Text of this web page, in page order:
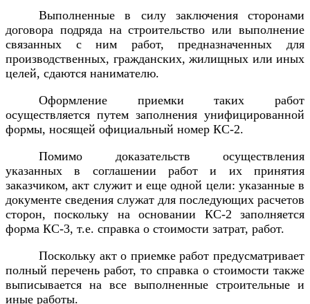
Выполненные в силу заключения сторонами
договора подряда на строительство или выполнение
связанных с ним работ, предназначенных для
производственных, гражданских, жилищных или иных
целей, сдаются нанимателю.
Оформление приемки таких работ
осуществляется путем заполнения унифицированной
формы, носящей официальный номер КС-2.
Помимо доказательств осуществления
указанных в соглашении работ и их принятия
заказчиком, акт служит и еще одной цели: указанные в
документе сведения служат для последующих расчетов
сторон, поскольку на основании КС-2 заполняется
форма КС-3, т.е. справка о стоимости затрат, работ.
Поскольку акт о приемке работ предусматривает
полный перечень работ, то справка о стоимости также
выписывается на все выполненные строительные и
иные работы.